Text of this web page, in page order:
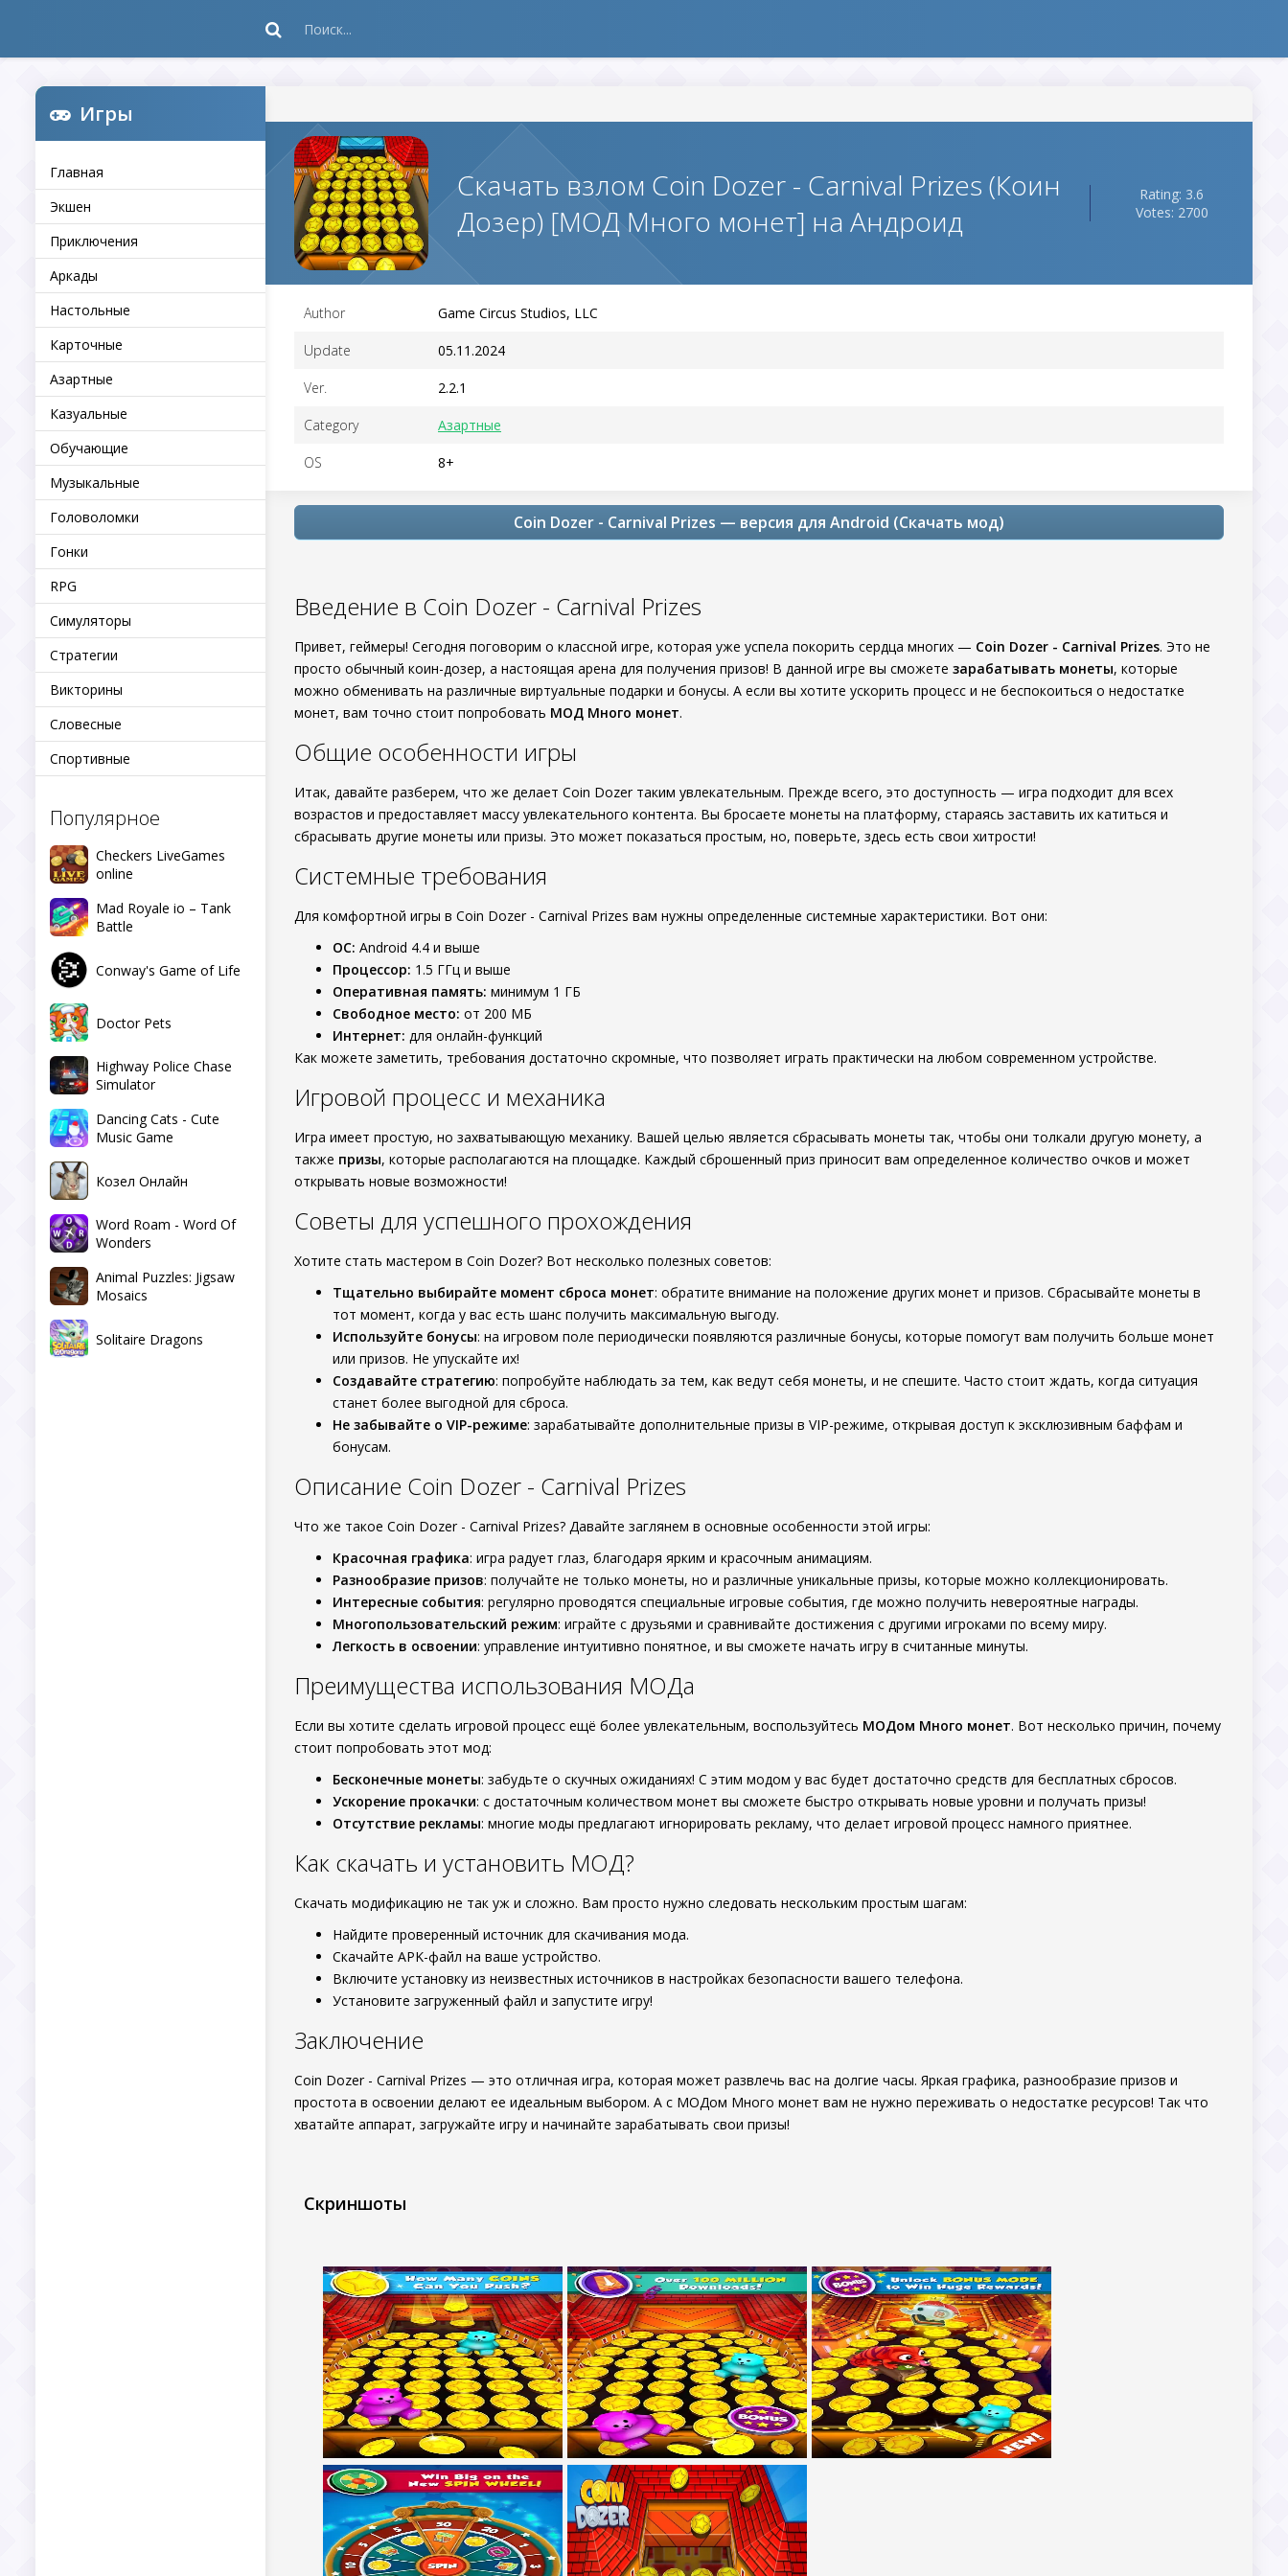
Игры
Главная
Экшен
Приключения
Аркады
Настольные
Карточные
Азартные
Казуальные
Обучающие
Музыкальные
Головоломки
Гонки
RPG
Симуляторы
Стратегии
Викторины
Словесные
Спортивные
Популярное
Checkers LiveGames
online
Mad Royale io – Tank
Battle
Conway's Game of Life
Doctor Pets
Highway Police Chase
Simulator
Dancing Cats - Cute
Music Game
Козел Онлайн
Word Roam - Word Of
Wonders
Animal Puzzles: Jigsaw
Mosaics
Solitaire Dragons
Скачать взлом Coin Dozer - Carnival Prizes (Коин
Дозер) [МОД Много монет] на Андроид
Rating: 3.6
Votes: 2700
Author Game Circus Studios, LLC
Update 05.11.2024
Ver. 2.2.1
Category Азартные
OS 8+
Coin Dozer - Carnival Prizes — версия для Android (Скачать мод)
Введение в Coin Dozer - Carnival Prizes
Привет, геймеры! Сегодня поговорим о классной игре, которая уже успела покорить сердца многих — Coin Dozer - Carnival Prizes. Это не
просто обычный коин-дозер, а настоящая арена для получения призов! В данной игре вы сможете зарабатывать монеты, которые
можно обменивать на различные виртуальные подарки и бонусы. А если вы хотите ускорить процесс и не беспокоиться о недостатке
монет, вам точно стоит попробовать МОД Много монет.
Общие особенности игры
Итак, давайте разберем, что же делает Coin Dozer таким увлекательным. Прежде всего, это доступность — игра подходит для всех
возрастов и предоставляет массу увлекательного контента. Вы бросаете монеты на платформу, стараясь заставить их катиться и
сбрасывать другие монеты или призы. Это может показаться простым, но, поверьте, здесь есть свои хитрости!
Системные требования
Для комфортной игры в Coin Dozer - Carnival Prizes вам нужны определенные системные характеристики. Вот они:
ОС: Android 4.4 и выше
Процессор: 1.5 ГГц и выше
Оперативная память: минимум 1 ГБ
Свободное место: от 200 МБ
Интернет: для онлайн-функций
Как можете заметить, требования достаточно скромные, что позволяет играть практически на любом современном устройстве.
Игровой процесс и механика
Игра имеет простую, но захватывающую механику. Вашей целью является сбрасывать монеты так, чтобы они толкали другую монету, а
также призы, которые располагаются на площадке. Каждый сброшенный приз приносит вам определенное количество очков и может
открывать новые возможности!
Советы для успешного прохождения
Хотите стать мастером в Coin Dozer? Вот несколько полезных советов:
Тщательно выбирайте момент сброса монет: обратите внимание на положение других монет и призов. Сбрасывайте монеты в
тот момент, когда у вас есть шанс получить максимальную выгоду.
Используйте бонусы: на игровом поле периодически появляются различные бонусы, которые помогут вам получить больше монет
или призов. Не упускайте их!
Создавайте стратегию: попробуйте наблюдать за тем, как ведут себя монеты, и не спешите. Часто стоит ждать, когда ситуация
станет более выгодной для сброса.
Не забывайте о VIP-режиме: зарабатывайте дополнительные призы в VIP-режиме, открывая доступ к эксклюзивным баффам и
бонусам.
Описание Coin Dozer - Carnival Prizes
Что же такое Coin Dozer - Carnival Prizes? Давайте заглянем в основные особенности этой игры:
Красочная графика: игра радует глаз, благодаря ярким и красочным анимациям.
Разнообразие призов: получайте не только монеты, но и различные уникальные призы, которые можно коллекционировать.
Интересные события: регулярно проводятся специальные игровые события, где можно получить невероятные награды.
Многопользовательский режим: играйте с друзьями и сравнивайте достижения с другими игроками по всему миру.
Легкость в освоении: управление интуитивно понятное, и вы сможете начать игру в считанные минуты.
Преимущества использования МОДа
Если вы хотите сделать игровой процесс ещё более увлекательным, воспользуйтесь МОДом Много монет. Вот несколько причин, почему
стоит попробовать этот мод:
Бесконечные монеты: забудьте о скучных ожиданиях! С этим модом у вас будет достаточно средств для бесплатных сбросов.
Ускорение прокачки: с достаточным количеством монет вы сможете быстро открывать новые уровни и получать призы!
Отсутствие рекламы: многие моды предлагают игнорировать рекламу, что делает игровой процесс намного приятнее.
Как скачать и установить МОД?
Скачать модификацию не так уж и сложно. Вам просто нужно следовать нескольким простым шагам:
Найдите проверенный источник для скачивания мода.
Скачайте APK-файл на ваше устройство.
Включите установку из неизвестных источников в настройках безопасности вашего телефона.
Установите загруженный файл и запустите игру!
Заключение
Coin Dozer - Carnival Prizes — это отличная игра, которая может развлечь вас на долгие часы. Яркая графика, разнообразие призов и
простота в освоении делают ее идеальным выбором. А с МОДом Много монет вам не нужно переживать о недостатке ресурсов! Так что
хватайте аппарат, загружайте игру и начинайте зарабатывать свои призы!
Скриншоты